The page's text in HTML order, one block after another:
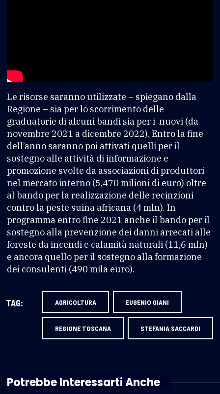
Le risorse saranno utilizzate – spiegano dalla
Regione – sia per lo scorrimento delle
graduatorie di alcuni bandi sia per i nuovi (da
novembre 2021 a dicembre 2022). Entro la fine
dell’anno saranno poi attivati quelli per il
sostegno alle attività di informazione e
promozione svolte da associazioni di produttori
nel mercato interno (5,470 milioni di euro) oltre
al bando per la realizzazione delle recinzioni
contro la peste suina africana (4 mln). In
programma entro fine 2021 anche il bando per il
sostegno alla prevenzione dei danni arrecati alle
foreste da incendi e calamità naturali (11,6 mln)
e ancora quello per il sostegno alla formazione
dei consulenti (490 mila euro).
TAG: AGRICOLTURA EUGENIO GIANI
REGIONE TOSCANA STEFANIA SACCARDI
Potrebbe Interessarti Anche